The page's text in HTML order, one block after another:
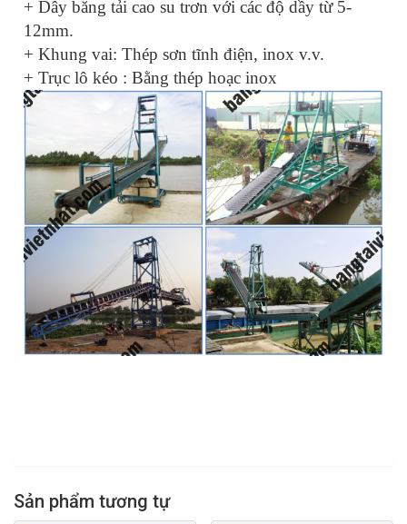
+ Dây băng tải cao su trơn với các độ dầy từ 5-
12mm.
+ Khung vai: Thép sơn tĩnh điện, inox v.v.
+ Trục lô kéo : Bằng thép hoạc inox
Sản phẩm tương tự